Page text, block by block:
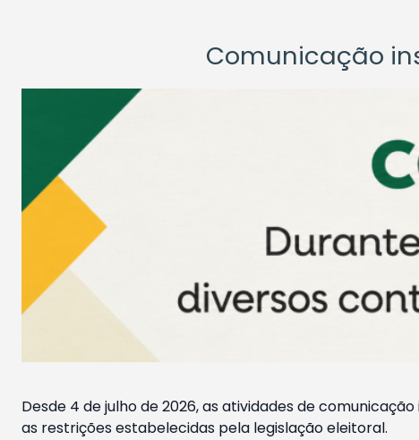
Comunicação
Desde 4 de julho de 2026, as atividades de
as restrições estabelecidas pela legislação eleitoral.